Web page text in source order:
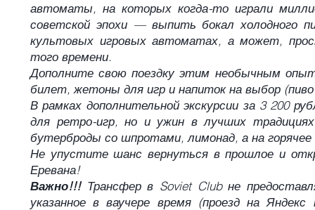
автоматы, на которых когда-то играли
советской эпохи — выпить бокал холодного
культовых игровых автоматах, а может,
того времени.
Дополните свою поездку этим необычным
билет, жетоны для игр и напиток на выбор
В рамках дополнительной экскурсии за 3 200
для ретро-игр, но и ужин в лучших
бутерброды со шпротами, лимонад, а на
Не упустите шанс вернуться в прошлое и
Еревана!
Важно!!!Трансфер в Soviet Club не
указанное в ваучере время (проезд на